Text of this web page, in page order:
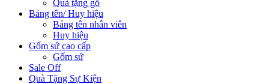
Quà tặng gỗ
Bảng tên/ Huy hiệu
Bảng tên nhân viên
Huy hiệu
Gốm sứ cao cấp
Gốm sứ
Sale Off
Quà Tặng Sự Kiện